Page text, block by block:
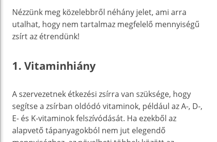
Nézzünk meg közelebbről néhány jelet, ami arra
utalhat, hogy nem tartalmaz megfelelő mennyiségű
zsírt az étrendünk!
1. Vitaminhiány
A szervezetnek étkezési zsírra van szüksége, hogy
segítse a zsírban oldódó vitaminok, például az A-, D-,
E- és K-vitaminok felszívódását. Ha ezekből az
alapvető tápanyagokból nem jut elegendő